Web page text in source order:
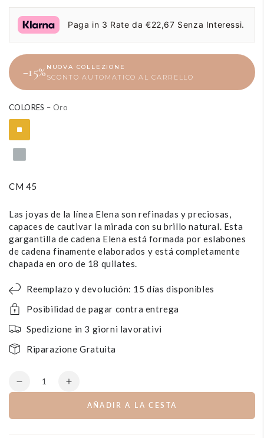
de
liquidaciónPaga in 3 Rate da €22,67 Senza Interessi.
−15% NUOVA COLLEZIONE
SCONTO AUTOMATICO AL CARRELLO
COLORES – Oro
CM 45
Las joyas de la línea Elena son refinadas y preciosas,
capaces de cautivar la mirada con su brillo natural. Esta
gargantilla de cadena Elena está formada por eslabones
de cadena finamente elaborados y está completamente
chapada en oro de 18 quilates.
Reemplazo y devolución: 15 días disponibles
Posibilidad de pagar contra entrega
Spedizione in 3 giorni lavorativi
Riparazione Gratuita
Cantidad
Disminuye aumentar
cantidad
AÑADIR A LA CESTA